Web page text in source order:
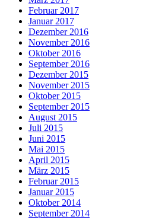
Februar 2017
Januar 2017
Dezember 2016
November 2016
Oktober 2016
September 2016
Dezember 2015
November 2015
Oktober 2015
September 2015
August 2015
Juli 2015
Juni 2015
Mai 2015
April 2015
März 2015
Februar 2015
Januar 2015
Oktober 2014
September 2014